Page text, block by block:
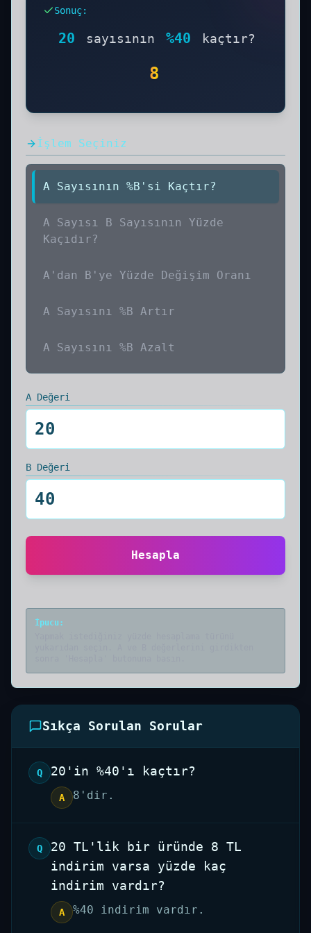
yardımcı olur.
Kaçtır işleminin sonucunu ve çözüm
aşamalarını aşağıda görebilirsiniz. Adım
Sonuç:
20 sayısının %40 kaçtır?
8
İşlem Seçiniz
A Sayısının %B'si Kaçtır?
A Sayısı B Sayısının Yüzde
Kaçıdır?
A'dan B'ye Yüzde Değişim Oranı
A Sayısını %B Artır
A Sayısını %B Azalt
A Değeri
B Değeri
Hesapla
İpucu :
Sıkça Sorulan Sorular
Q 20'in %40'ı kaçtır?
A 8'dir.
Q
20 TL'lik bir üründe 8 TL
indirim varsa yüzde kaç
indirim vardır?
A %40 indirim vardır.